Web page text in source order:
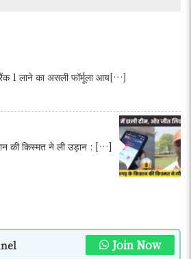
1 लाने का असली फॉर्मूला आय[…]
की किस्मत ने ली उड़ान : […]
Join Now